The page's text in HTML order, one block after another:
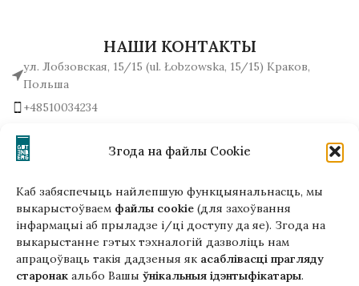
Згода на файлы Cookie
Каб забяспечыць найлепшую функцыянальнасць, мы
выкарыстоўваем файлы cookie (для захоўвання
інфармацыі аб прыладзе і/ці доступу да яе). Згода на
выкарыстанне гэтых тэхналогій дазволіць нам
апрацоўваць такія дадзеныя як асаблівасці прагляду
старонак альбо Вашы ўнікальныя ідэнтыфікатары.
Гэтая версія сайта створана
ў рамках праекта ArtPower
з падтрымкай Еўрапейскага Саюзу
НАШИ КОНТАКТЫ
ул. Лобзовская, 15/15 (ul. Łobzowska, 15/15) Краков,
Польша
+48510034234
Написать нам!